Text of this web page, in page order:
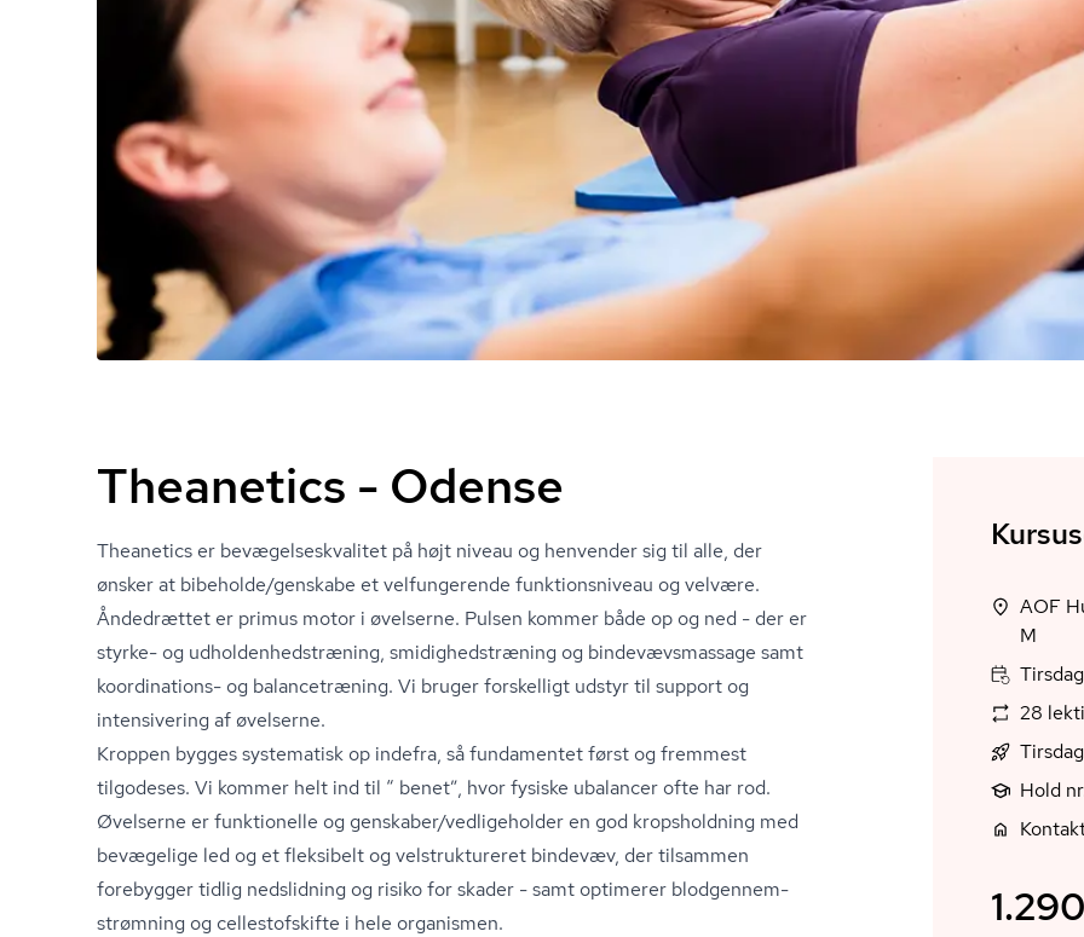
Theanetics - Odense
Theanetics er be­væ­gel­ses­kva­li­tet på højt niveau og henvender sig til alle, der
ønsker at bibeholde/genskabe et velfungerende funk­tions­ni­veau og velvære.
Åndedrættet er primus motor i øvelserne. Pulsen kommer både op og ned - der er
styrke- og ud­hol­den­heds­træ­ning, smi­dig­heds­træ­ning og bin­de­vævs­mas­sa­ge samt
koordinations- og balancetræning. Vi bruger forskelligt udstyr til support og
intensivering af øvelserne.
Kroppen bygges systematisk op indefra, så fundamentet først og fremmest
tilgodeses. Vi kommer helt ind til “ benet”, hvor fysiske ubalancer ofte har rod.
Øvelserne er funktionelle og genskaber/vedligeholder en god kropsholdning med
bevægelige led og et fleksibelt og vel­struk­tu­re­ret bindevæv, der tilsammen
forebygger tidlig nedslidning og risiko for skader - samt optimerer blod­gen­nem­
strøm­ning og cel­le­stof­skif­te i hele organismen.
AOF
M
28
Hold